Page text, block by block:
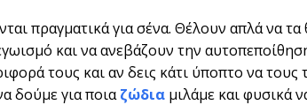
πραγματικά για σένα. Θέλουν απλά να
και να ανεβάζουν την
τους και αν δεις κάτι ύποπτο να
δούμε για ποιαζώδια μιλάμε και φυσικά